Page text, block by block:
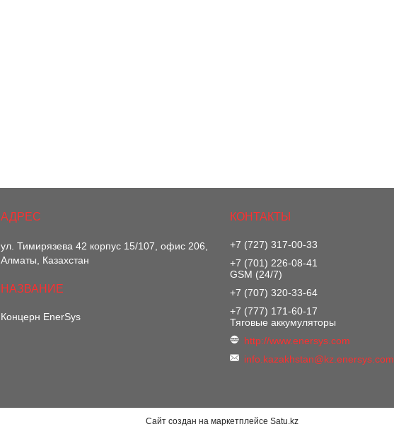
ул. Тимирязева 42 корпус 15/107, офис 206,
Алматы, Казахстан
Концерн EnerSys
+7 (727) 317-00-33
+7 (701) 226-08-41
GSM (24/7)
+7 (707) 320-33-64
+7 (777) 171-60-17
Тяговые аккумуляторы
http://www.enersys.com
info.kazakhstan@kz.enersys.com
Сайт создан на маркетплейсе Satu.kz